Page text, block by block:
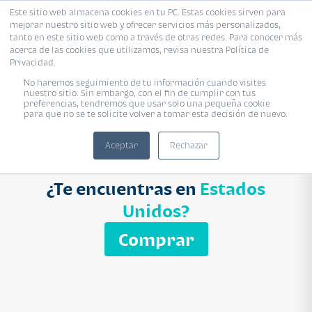
Este sitio web almacena cookies en tu PC. Estas cookies sirven para
mejorar nuestro sitio web y ofrecer servicios más personalizados,
tanto en este sitio web como a través de otras redes. Para conocer más
acerca de las cookies que utilizamos, revisa nuestra Política de
Privacidad.
No haremos seguimiento de tu información cuando visites
nuestro sitio. Sin embargo, con el fin de cumplir con tus
preferencias, tendremos que usar solo una pequeña cookie
para que no se te solicite volver a tomar esta decisión de nuevo.
Aceptar Rechazar
Proyecto Modelo Inmobiliaria
Ingresa el nombre del proyecto
Buscar
¿Te encuentras en Estados
Unidos?
Comprar